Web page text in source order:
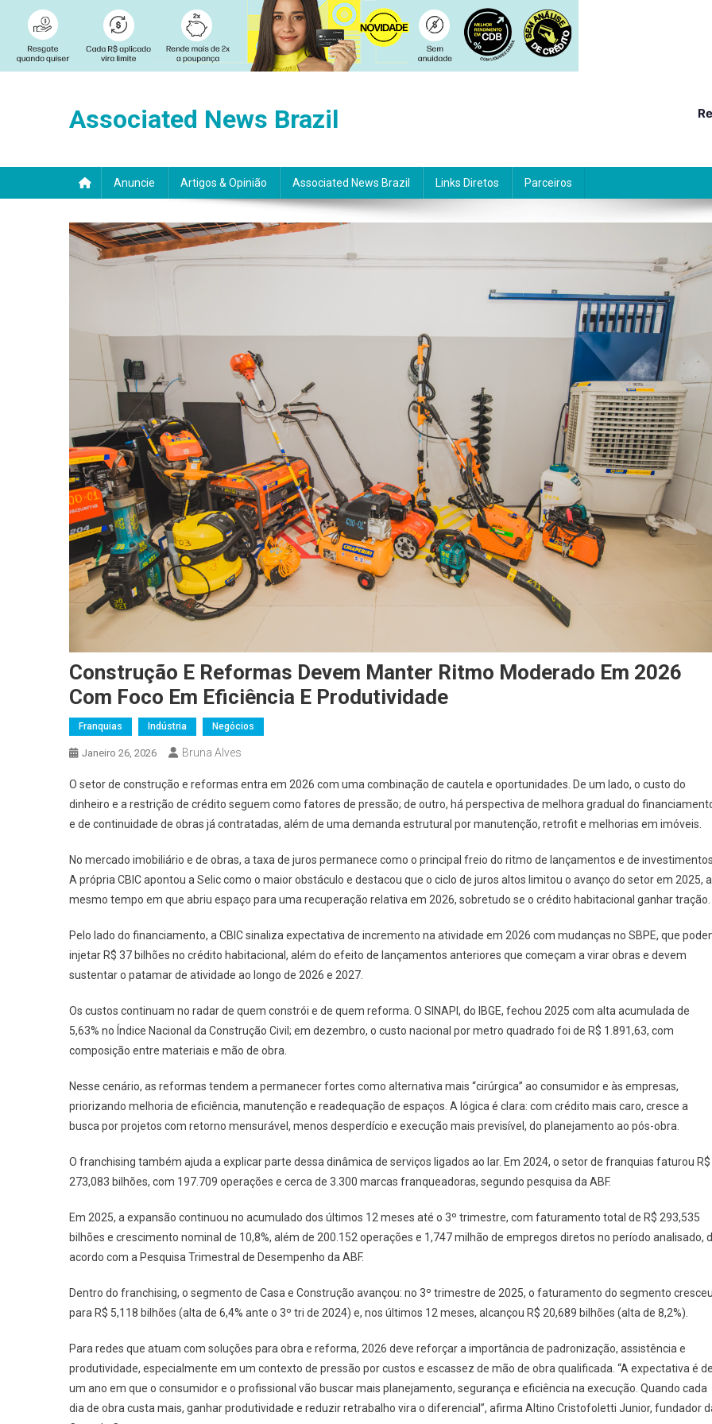
Associated News Brazil
Anuncie Artigos & Opinião Associated News Brazil Links Diretos Parceiros
Construção E Reformas Devem Manter Ritmo Moderado Em 2026
Com Foco Em Eficiência E Produtividade
Franquias Indústria Negócios
Janeiro 26, 2026 Bruna Alves
O setor de construção e reformas entra em 2026 com uma combinação de cautela e oportunidades. De um lado, o custo do
dinheiro e a restrição de crédito seguem como fatores de pressão; de outro, há perspectiva de melhora gradual do
e de continuidade de obras já contratadas, além de uma demanda estrutural por manutenção, retrofit e melhorias em imóveis.
No mercado imobiliário e de obras, a taxa de juros permanece como o principal freio do ritmo de lançamentos e de
A própria CBIC apontou a Selic como o maior obstáculo e destacou que o ciclo de juros altos limitou o avanço do setor em 2025,
mesmo tempo em que abriu espaço para uma recuperação relativa em 2026, sobretudo se o crédito habitacional ganhar tração.
Pelo lado do financiamento, a CBIC sinaliza expectativa de incremento na atividade em 2026 com mudanças no SBPE, que
injetar R$ 37 bilhões no crédito habitacional, além do efeito de lançamentos anteriores que começam a virar obras e devem
sustentar o patamar de atividade ao longo de 2026 e 2027.
Os custos continuam no radar de quem constrói e de quem reforma. O SINAPI, do IBGE, fechou 2025 com alta acumulada de
5,63% no Índice Nacional da Construção Civil; em dezembro, o custo nacional por metro quadrado foi de R$ 1.891,63, com
composição entre materiais e mão de obra.
Nesse cenário, as reformas tendem a permanecer fortes como alternativa mais “cirúrgica” ao consumidor e às empresas,
priorizando melhoria de eficiência, manutenção e readequação de espaços. A lógica é clara: com crédito mais caro, cresce a
busca por projetos com retorno mensurável, menos desperdício e execução mais previsível, do planejamento ao pós-obra.
O franchising também ajuda a explicar parte dessa dinâmica de serviços ligados ao lar. Em 2024, o setor de franquias faturou R$
273,083 bilhões, com 197.709 operações e cerca de 3.300 marcas franqueadoras, segundo pesquisa da ABF.
Em 2025, a expansão continuou no acumulado dos últimos 12 meses até o 3º trimestre, com faturamento total de R$ 293,535
bilhões e crescimento nominal de 10,8%, além de 200.152 operações e 1,747 milhão de empregos diretos no período analisado,
acordo com a Pesquisa Trimestral de Desempenho da ABF.
Dentro do franchising, o segmento de Casa e Construção avançou: no 3º trimestre de 2025, o faturamento do segmento cresceu
para R$ 5,118 bilhões (alta de 6,4% ante o 3º tri de 2024) e, nos últimos 12 meses, alcançou R$ 20,689 bilhões (alta de 8,2%).
Para redes que atuam com soluções para obra e reforma, 2026 deve reforçar a importância de padronização, assistência e
produtividade, especialmente em um contexto de pressão por custos e escassez de mão de obra qualificada. “A expectativa é de
um ano em que o consumidor e o profissional vão buscar mais planejamento, segurança e eficiência na execução. Quando cada
dia de obra custa mais, ganhar produtividade e reduzir retrabalho vira o diferencial”, afirma Altino Cristofoletti Junior, fundador